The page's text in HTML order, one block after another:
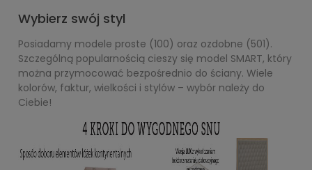
Wybierz swój styl
Posiadamy modele proste (100) oraz ozdobne (501).
Szczególną popularnością cieszy się model SMART, który
można przymocować bezpośrednio do ściany. Wiele
kolorów, faktur, wielkości i stylów – wybór należy do
Ciebie!